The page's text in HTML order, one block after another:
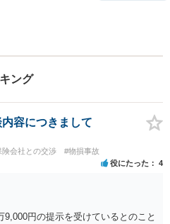
聞き、法律の観点
でなくお気持ちやご
添った対応が可能
ング
容につきまして
険会社との交渉 #物損事故
役にたった 4
円の提示を受けているとのこと